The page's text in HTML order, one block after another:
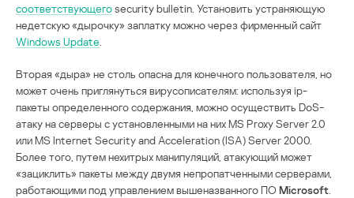
соответствующегоsecurity bulletin. Установить устраняющую
недетскую «дырочку» заплатку можно через фирменный сайт
Windows Update
Вторая «дыра» не столь опасна для конечного пользователя, но
может очень приглянуться вирусописателям: используя ip-
пакеты определенного содержания, можно осуществить DoS-
атаку на серверы с установленными на них MS Proxy Server 2.0
или MS Internet Security and Acceleration (ISA) Server 2000.
Более того, путем нехитрых манипуляций, атакующий может
«зациклить» пакеты между двумя непропатченными серверами,
работающими под управлением вышеназванного ПО Microsoft